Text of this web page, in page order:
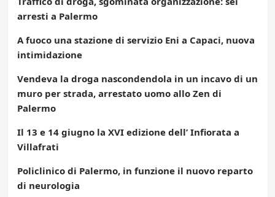
arresti a Palermo
A fuoco una stazione di servizio Eni a Capaci, nuova
intimidazione
Vendeva la droga nascondendola in un incavo di un
muro per strada, arrestato uomo allo Zen di
Palermo
Il 13 e 14 giugno la XVI edizione dell’ Infiorata a
Villafrati
Policlinico di Palermo, in funzione il nuovo reparto
di neurologia